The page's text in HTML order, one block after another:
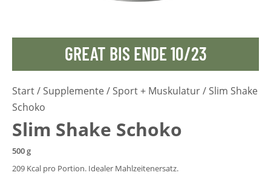
GREAT BIS ENDE 10/23
Start/ Supplemente / Sport + Muskulatur/ Slim Shake
Schoko
Slim Shake Schoko
500 g
209 Kcal pro Portion. Idealer Mahlzeitenersatz.